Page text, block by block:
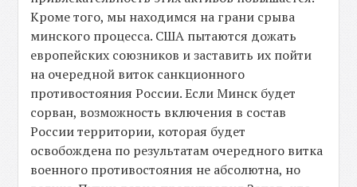
Кроме того, мы находимся на грани срыва
минского процесса. США пытаются дожать
европейских союзников и заставить их пойти
на очередной виток санкционного
противостояния России. Если Минск будет
сорван, возможность включения в состав
России территории, которая будет
освобождена по результатам очередного витка
военного противостояния не абсолютна, но